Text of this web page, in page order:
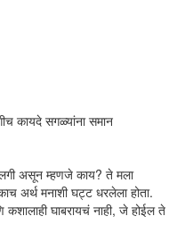
कायदे सगळ्यांना समान
असून म्हणजे काय? ते मला
अर्थ मनाशी घट्ट धरलेला होता.
घाबरायचं नाही, जे होईल ते